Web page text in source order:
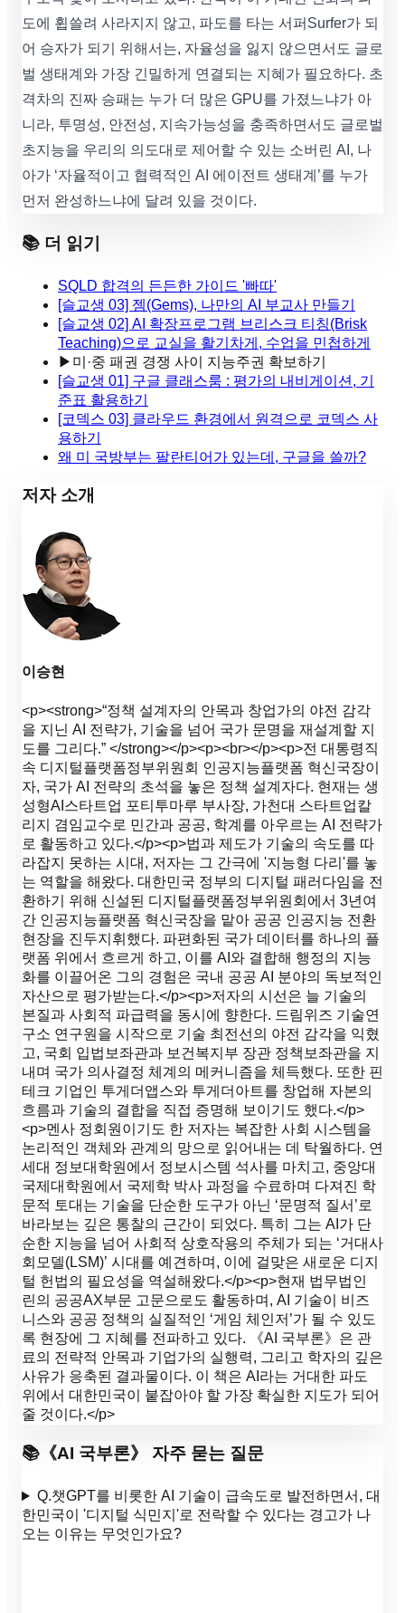
도에 휩쓸려 사라지지 않고, 파도를 타는 서퍼Surfer가 되
어 승자가 되기 위해서는, 자율성을 잃지 않으면서도 글로
벌 생태계와 가장 긴밀하게 연결되는 지혜가 필요하다. 초
격차의 진짜 승패는 누가 더 많은 GPU를 가졌느냐가 아
니라, 투명성, 안전성, 지속가능성을 충족하면서도 글로벌
초지능을 우리의 의도대로 제어할 수 있는 소버린 AI, 나
아가 ‘자율적이고 협력적인 AI 에이전트 생태계’를 누가
먼저 완성하느냐에 달려 있을 것이다.
📚 더 읽기
SQLD 합격의 든든한 가이드 '빠따'
[슬교생 03] 젬(Gems), 나만의 AI 부교사 만들기
[슬교생 02] AI 확장프로그램 브리스크 티칭(Brisk
Teaching)으로 교실을 활기차게, 수업을 민첩하게
▶ 미·중 패권 경쟁 사이 지능주권 확보하기
[슬교생 01] 구글 클래스룸 : 평가의 내비게이션, 기
준표 활용하기
[코덱스 03] 클라우드 환경에서 원격으로 코덱스 사
용하기
왜 미 국방부는 팔란티어가 있는데, 구글을 쓸까?
저자 소개
이승현
<p><strong>“정책 설계자의 안목과 창업가의 야전 감각
을 지닌 AI 전략가, 기술을 넘어 국가 문명을 재설계할 지
도를 그리다.” </strong></p><p><br></p><p>전 대통령직
속 디지털플랫폼정부위원회 인공지능플랫폼 혁신국장이
자, 국가 AI 전략의 초석을 놓은 정책 설계자다. 현재는 생
성형AI스타트업 포티투마루 부사장, 가천대 스타트업칼
리지 겸임교수로 민간과 공공, 학계를 아우르는 AI 전략가
로 활동하고 있다.</p><p>법과 제도가 기술의 속도를 따
라잡지 못하는 시대, 저자는 그 간극에 '지능형 다리'를 놓
는 역할을 해왔다. 대한민국 정부의 디지털 패러다임을 전
환하기 위해 신설된 디지털플랫폼정부위원회에서 3년여
간 인공지능플랫폼 혁신국장을 맡아 공공 인공지능 전환
현장을 진두지휘했다. 파편화된 국가 데이터를 하나의 플
랫폼 위에서 흐르게 하고, 이를 AI와 결합해 행정의 지능
화를 이끌어온 그의 경험은 국내 공공 AI 분야의 독보적인
자산으로 평가받는다.</p><p>저자의 시선은 늘 기술의
본질과 사회적 파급력을 동시에 향한다. 드림위즈 기술연
구소 연구원을 시작으로 기술 최전선의 야전 감각을 익혔
고, 국회 입법보좌관과 보건복지부 장관 정책보좌관을 지
내며 국가 의사결정 체계의 메커니즘을 체득했다. 또한 핀
테크 기업인 투게더앱스와 투게더아트를 창업해 자본의
흐름과 기술의 결합을 직접 증명해 보이기도 했다.</p>
<p>멘사 정회원이기도 한 저자는 복잡한 사회 시스템을
논리적인 객체와 관계의 망으로 읽어내는 데 탁월하다. 연
세대 정보대학원에서 정보시스템 석사를 마치고, 중앙대
국제대학원에서 국제학 박사 과정을 수료하며 다져진 학
문적 토대는 기술을 단순한 도구가 아닌 ‘문명적 질서’로
바라보는 깊은 통찰의 근간이 되었다. 특히 그는 AI가 단
순한 지능을 넘어 사회적 상호작용의 주체가 되는 ‘거대사
회모델(LSM)’ 시대를 예견하며, 이에 걸맞은 새로운 디지
털 헌법의 필요성을 역설해왔다.</p><p>현재 법무법인
린의 공공AX부문 고문으로도 활동하며, AI 기술이 비즈
니스와 공공 정책의 실질적인 ‘게임 체인저’가 될 수 있도
록 현장에 그 지혜를 전파하고 있다. 《AI 국부론》은 관
료의 전략적 안목과 기업가의 실행력, 그리고 학자의 깊은
사유가 응축된 결과물이다. 이 책은 AI라는 거대한 파도
위에서 대한민국이 붙잡아야 할 가장 확실한 지도가 되어
줄 것이다.</p>
📚 《AI 국부론》 자주 묻는 질문
Q.챗GPT를 비롯한 AI 기술이 급속도로 발전하면서, 대
한민국이 '디지털 식민지'로 전락할 수 있다는 경고가 나
오는 이유는 무엇인가요?